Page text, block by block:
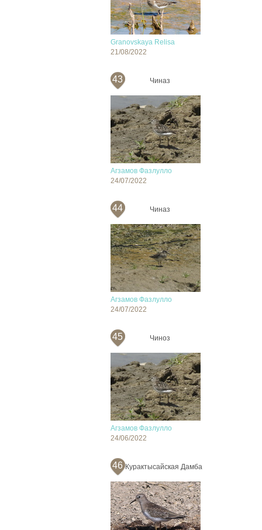
Granovskaya Relisa
21/08/2022
43 Чиназ
Агзамов Фазлулло
24/07/2022
44 Чиназ
Агзамов Фазлулло
24/07/2022
45 Чиноз
Агзамов Фазлулло
24/06/2022
46 Курактысайская Дамба